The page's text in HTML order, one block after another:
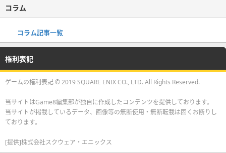
コラム
コラム記事一覧
権利表記
ゲームの権利表記 © 2019 SQUARE ENIX CO., LTD. All Rights Reserved.
当サイトはGame8編集部が独自に作成したコンテンツを提供しております。
当サイトが掲載しているデータ、画像等の無断使用・無断転載は固くお断りし
ております。
[提供]株式会社スクウェア・エニックス